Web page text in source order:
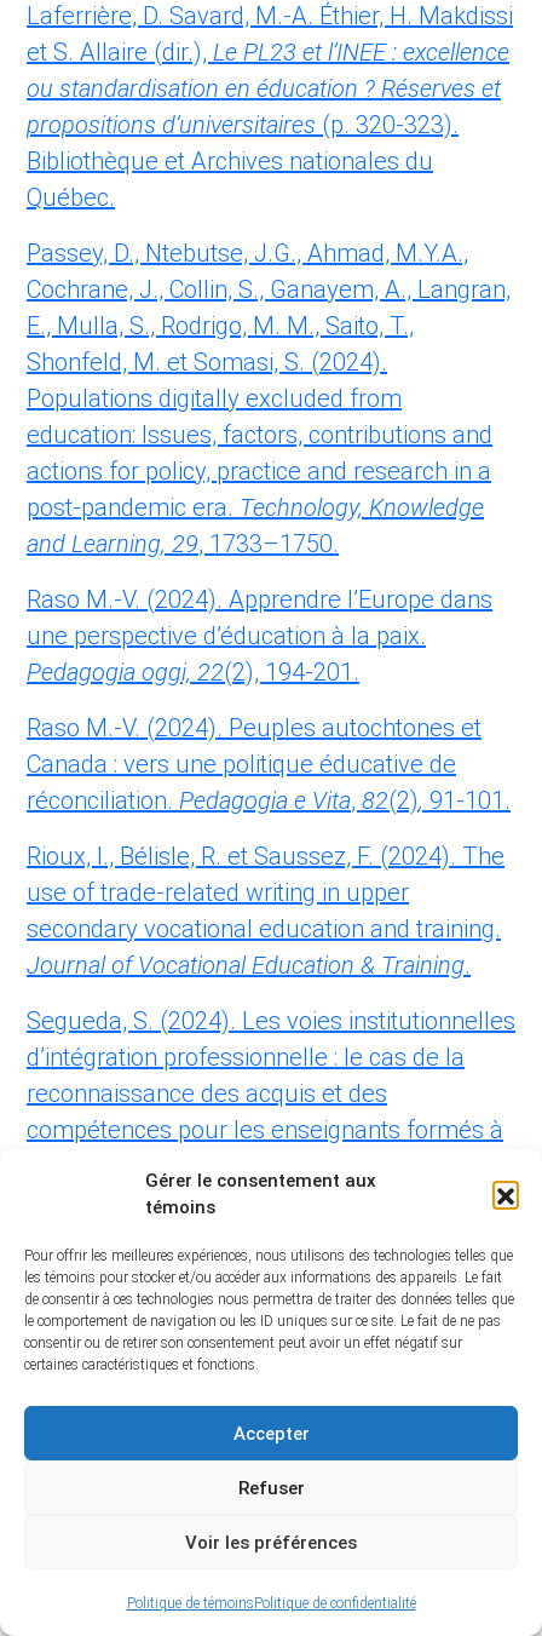
Gérer le consentement aux
témoins
Pour offrir les meilleures expériences, nous utilisons des technologies telles que
les témoins pour stocker et/ou accéder aux informations des appareils. Le fait
de consentir à ces technologies nous permettra de traiter des données telles que
le comportement de navigation ou les ID uniques sur ce site. Le fait de ne pas
consentir ou de retirer son consentement peut avoir un effet négatif sur
certaines caractéristiques et fonctions.
Accepter
Refuser
Voir les préférences
Politique de témoins Politique de confidentialité
Laferrière, D. Savard, M.-A. Éthier, H. Makdissi
et S. Allaire (dir.), Le PL23 et l’INEE : excellence
ou standardisation en éducation ? Réserves et
propositions d’universitaires (p. 320-323).
Bibliothèque et Archives nationales du
Québec.
Passey, D., Ntebutse, J.G., Ahmad, M.Y.A.,
Cochrane, J., Collin, S., Ganayem, A., Langran,
E., Mulla, S., Rodrigo, M. M., Saito, T.,
Shonfeld, M. et Somasi, S. (2024).
Populations digitally excluded from
education: Issues, factors, contributions and
actions for policy, practice and research in a
post-pandemic era. Technology, Knowledge
and Learning, 29, 1733–1750.
Raso M.-V. (2024). Apprendre l’Europe dans
une perspective d’éducation à la paix.
Pedagogia oggi, 22(2), 194-201.
Raso M.-V. (2024). Peuples autochtones et
Canada : vers une politique éducative de
réconciliation. Pedagogia e Vita, 82(2), 91-101.
Rioux, I., Bélisle, R. et Saussez, F. (2024). The
use of trade-related writing in upper
secondary vocational education and training.
Journal of Vocational Education & Training.
Segueda, S. (2024). Les voies institutionnelles
d’intégration professionnelle : le cas de la
reconnaissance des acquis et des
compétences pour les enseignants formés à
l’extérieur du Canada (RAC-
Alterstice,12
Supeno, E., Bourdon, S. et Lapointe-Garant,
M.-P. (2021).Accès et réussite des hommes
aux études postsecondaires. Recension des
écrits[rapport de recherche adressé au
PRESE]. Chaire-réseau de recherche sur la
jeunesse du Québec.
Supeno, E., Longo, M. E. et Lapointe-Garant,
Travail chez les jeunes pendant
recherche adressé à PRÉCA, R3USSIR, RRM